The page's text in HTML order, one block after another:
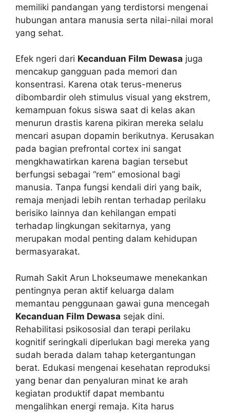
memiliki pandangan yang terdistorsi mengenai
hubungan antara manusia serta nilai-nilai moral
yang sehat.
Efek ngeri dari Kecanduan Film Dewasa juga
mencakup gangguan pada memori dan
konsentrasi. Karena otak terus-menerus
dibombardir oleh stimulus visual yang ekstrem,
kemampuan fokus siswa saat di kelas akan
menurun drastis karena pikiran mereka selalu
mencari asupan dopamin berikutnya. Kerusakan
pada bagian prefrontal cortex ini sangat
mengkhawatirkan karena bagian tersebut
berfungsi sebagai “rem” emosional bagi
manusia. Tanpa fungsi kendali diri yang baik,
remaja menjadi lebih rentan terhadap perilaku
berisiko lainnya dan kehilangan empati
terhadap lingkungan sekitarnya, yang
merupakan modal penting dalam kehidupan
bermasyarakat.
Rumah Sakit Arun Lhokseumawe menekankan
pentingnya peran aktif keluarga dalam
memantau penggunaan gawai guna mencegah
Kecanduan Film Dewasa sejak dini.
Rehabilitasi psikososial dan terapi perilaku
kognitif seringkali diperlukan bagi mereka yang
sudah berada dalam tahap ketergantungan
berat. Edukasi mengenai kesehatan reproduksi
yang benar dan penyaluran minat ke arah
kegiatan produktif dapat membantu
mengalihkan energi remaja. Kita harus